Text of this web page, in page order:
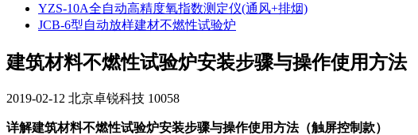
YZS-10A全自动高精度氧指数测定仪(通风+排烟)
JCB-6型自动放样建材不燃性试验炉
建筑材料不燃性试验炉安装步骤与操作使用方法
2019-02-12 北京卓锐科技 10058
详解建筑材料不燃性试验炉安装步骤与操作使用方法（触屏控制款）